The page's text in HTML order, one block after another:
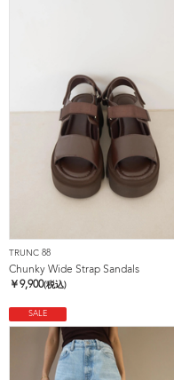
TRUNC 88
Chunky Wide Strap Sandals
￥9,900(税込)
SALE